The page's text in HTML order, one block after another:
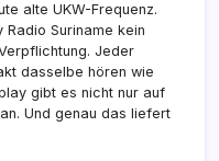
alte UKW-Frequenz.
Suriname kein
Jeder
dasselbe hören wie
gibt es nicht nur auf
Und genau das liefert